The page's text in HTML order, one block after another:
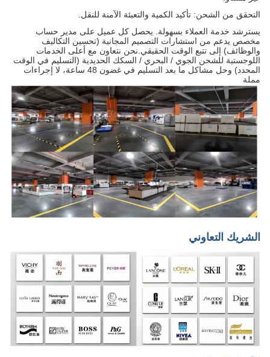
التحقق من الشحن: تأكيد الكمية والتعبئة الآمنة للنقل.
يسترشد خدمة العملاء بسهولة. يحصل كل عميل على مدير حساب
مخصص يدعم من استشارات التصميم المجانية (تحسين التكاليف
والوظائف) إلى تتبع الوقت الحقيقي.نحن نتعاون مع أعلى الخدمات
اللوجستية للشحن الجوي / البحري / السكك الحديدية (التسليم في الوقت
المحدد) وحل مشاكل ما بعد التسليم في غضون 48 ساعة، لا إجراءات
مملة
الشريك التعاوني